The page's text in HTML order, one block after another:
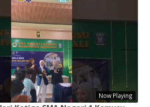
Now Playing